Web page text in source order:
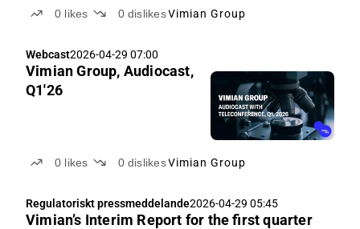
0 likes 0 dislikes Vimian Group
Webcast2026-04-29 07:00
Vimian Group, Audiocast,
Q1'26
0 likes 0 dislikes Vimian Group
Regulatoriskt pressmeddelande2026-04-29 05:45
Vimian’s Interim Report for the first quarter